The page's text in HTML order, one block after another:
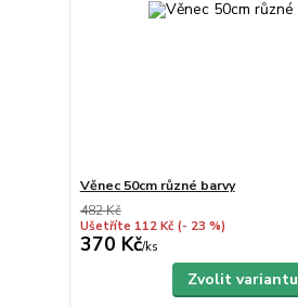
Věnec 50cm různé barvy
482 Kč
Ušetříte 112 Kč (- 23 %)
370 Kč/ks
Zvolit variantu